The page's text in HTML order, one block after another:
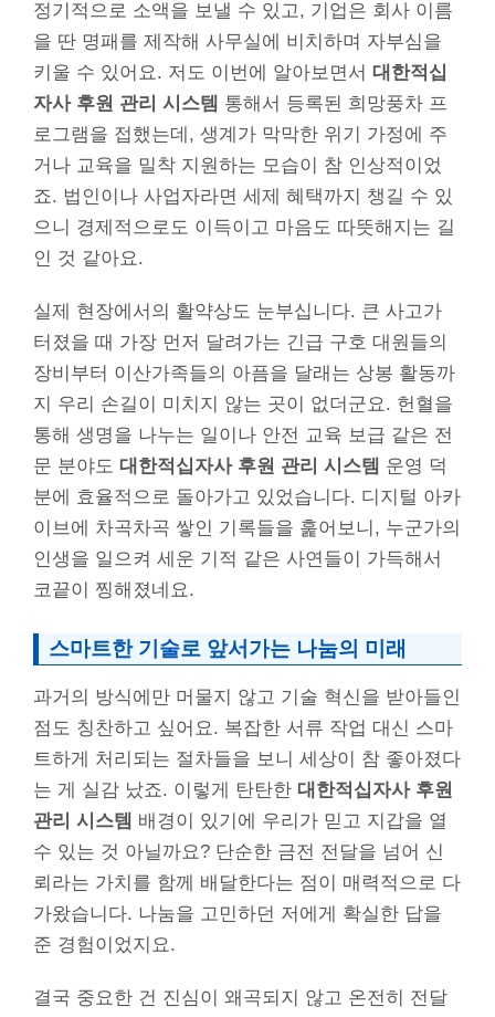
정기적으로 소액을 보낼 수 있고, 기업은 회사 이름
을 딴 명패를 제작해 사무실에 비치하며 자부심을
키울 수 있어요. 저도 이번에 알아보면서 대한적십
자사 후원 관리 시스템 통해서 등록된 희망풍차 프
로그램을 접했는데, 생계가 막막한 위기 가정에 주
거나 교육을 밀착 지원하는 모습이 참 인상적이었
죠. 법인이나 사업자라면 세제 혜택까지 챙길 수 있
으니 경제적으로도 이득이고 마음도 따뜻해지는 길
인 것 같아요.
실제 현장에서의 활약상도 눈부십니다. 큰 사고가
터졌을 때 가장 먼저 달려가는 긴급 구호 대원들의
장비부터 이산가족들의 아픔을 달래는 상봉 활동까
지 우리 손길이 미치지 않는 곳이 없더군요. 헌혈을
통해 생명을 나누는 일이나 안전 교육 보급 같은 전
문 분야도 대한적십자사 후원 관리 시스템 운영 덕
분에 효율적으로 돌아가고 있었습니다. 디지털 아카
이브에 차곡차곡 쌓인 기록들을 훑어보니, 누군가의
인생을 일으켜 세운 기적 같은 사연들이 가득해서
코끝이 찡해졌네요.
스마트한 기술로 앞서가는 나눔의 미래
과거의 방식에만 머물지 않고 기술 혁신을 받아들인
점도 칭찬하고 싶어요. 복잡한 서류 작업 대신 스마
트하게 처리되는 절차들을 보니 세상이 참 좋아졌다
는 게 실감 났죠. 이렇게 탄탄한 대한적십자사 후원
관리 시스템 배경이 있기에 우리가 믿고 지갑을 열
수 있는 것 아닐까요? 단순한 금전 전달을 넘어 신
뢰라는 가치를 함께 배달한다는 점이 매력적으로 다
가왔습니다. 나눔을 고민하던 저에게 확실한 답을
준 경험이었지요.
결국 중요한 건 진심이 왜곡되지 않고 온전히 전달